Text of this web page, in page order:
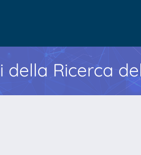
Ricerca